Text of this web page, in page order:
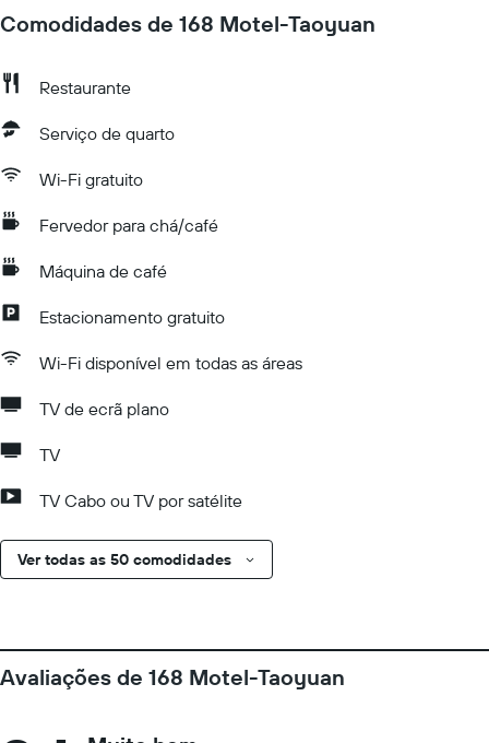
Comodidades de 168 Motel-Taoyuan
Restaurante
Serviço de quarto
Wi-Fi gratuito
Fervedor para chá/café
Máquina de café
Estacionamento gratuito
Wi-Fi disponível em todas as áreas
TV de ecrã plano
TV
TV Cabo ou TV por satélite
Ver todas as 50 comodidades
Avaliações de 168 Motel-Taoyuan